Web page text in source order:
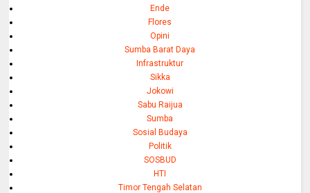
Ende
Flores
Opini
Sumba Barat Daya
Infrastruktur
Sikka
Jokowi
Sabu Raijua
Sumba
Sosial Budaya
Politik
SOSBUD
HTI
Timor Tengah Selatan